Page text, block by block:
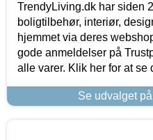
TrendyLiving.dk har siden
boligtilbehør, interiør,
hjemmet via deres
gode anmeldelser på
alle varer. Klik her for at se
Se udvalget